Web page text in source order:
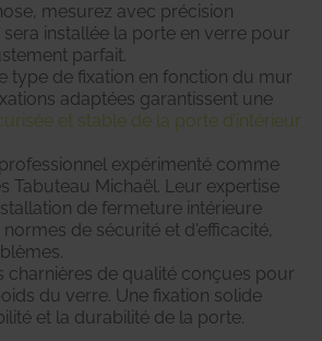
mesurez avec précision
installée la porte en verre pour
parfait.
type de fixation en fonction du mur
adaptées garantissent une
et stable de la porte d’intérieur
expérimenté comme
Tabuteau Michaël. Leur expertise
de fermeture intérieure
de sécurité et d'efficacité,
charnières de qualité conçues pour
du verre. Une fixation solide
et la durabilité de la porte.